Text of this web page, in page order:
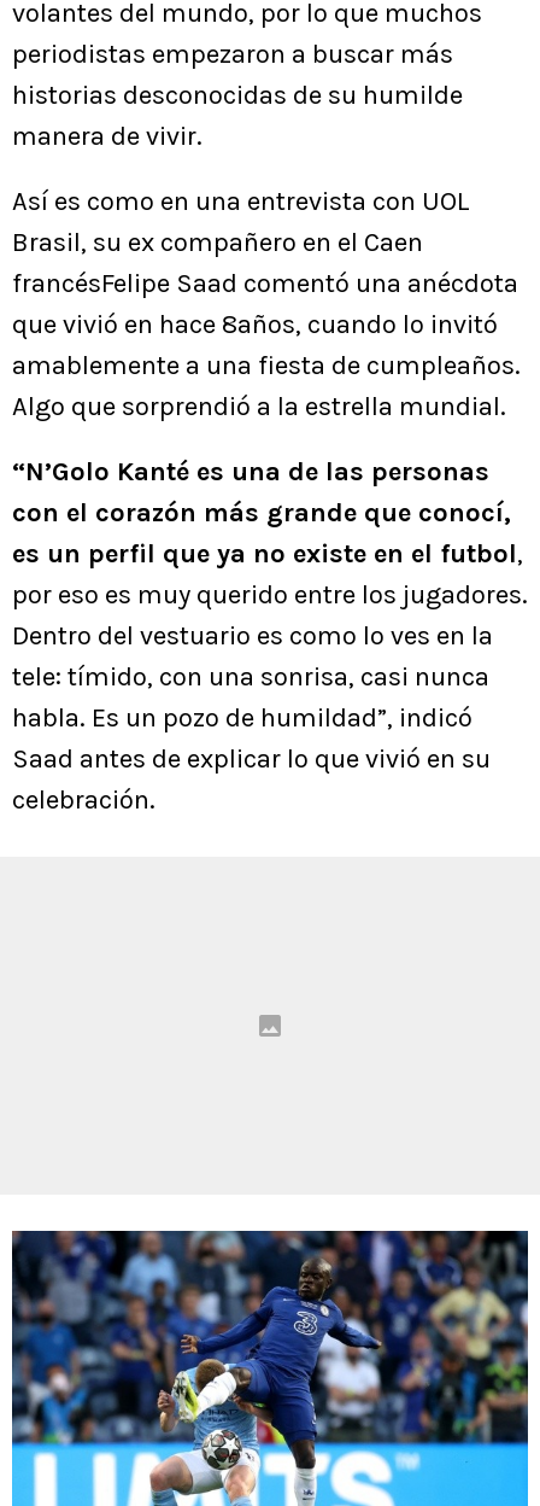
volantes del mundo, por lo que muchos
periodistas empezaron a buscar más
historias desconocidas de su humilde
manera de vivir.
Así es como en una entrevista con UOL
Brasil, su ex compañero en el Caen
francésFelipe Saad comentó una anécdota
que vivió en hace 8años, cuando lo invitó
amablemente a una fiesta de cumpleaños.
Algo que sorprendió a la estrella mundial.
“N’Golo Kanté es una de las personas
con el corazón más grande que conocí,
es un perfil que ya no existe en el futbol,
por eso es muy querido entre los jugadores.
Dentro del vestuario es como lo ves en la
tele: tímido, con una sonrisa, casi nunca
habla. Es un pozo de humildad”, indicó
Saad antes de explicar lo que vivió en su
celebración.